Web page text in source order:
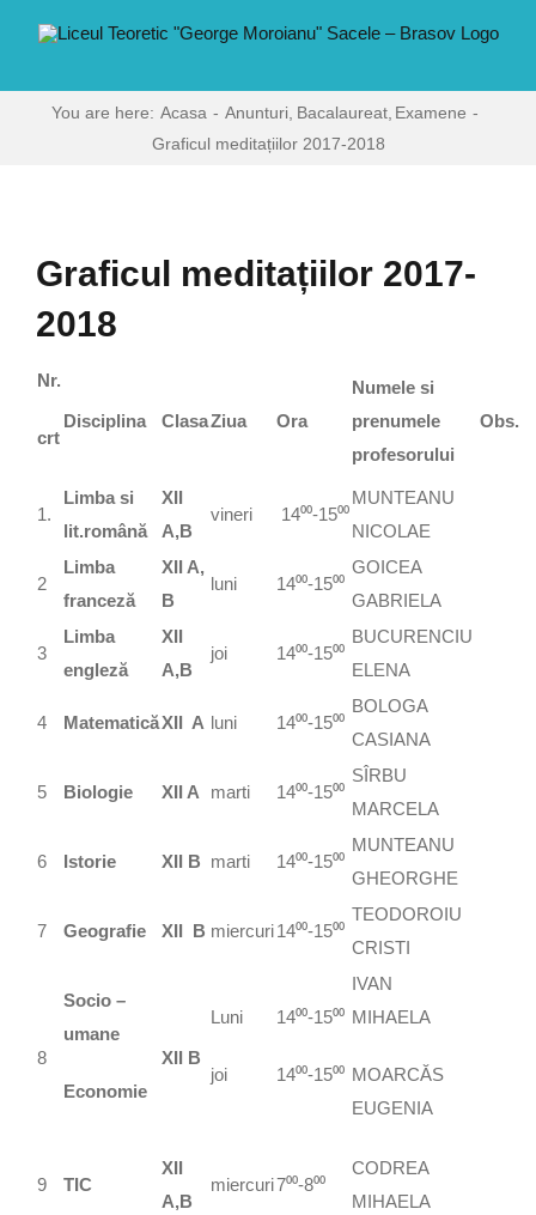
You are here: Acasa Anunturi Bacalaureat Examene
Graficul meditațiilor 2017-2018
Graficul meditațiilor 2017-
2018
Nr.
crt
Disciplina ClasaZiua Ora
Numele si
prenumele
profesorului
Obs.
1.
Limba si
lit.română
XII
A,B
vineri 14⁰⁰-15⁰⁰
MUNTEANU
NICOLAE
2
Limba
franceză
XII A,
B
luni 14⁰⁰-15⁰⁰
GOICEA
GABRIELA
3
Limba
engleză
XII
A,B
joi 14⁰⁰-15⁰⁰
BUCURENCIU
ELENA
4 MatematicăXII A luni 14⁰⁰-15⁰⁰
BOLOGA
CASIANA
5 Biologie XII A marti 14⁰⁰-15⁰⁰
SÎRBU
MARCELA
6 Istorie XII B marti 14⁰⁰-15⁰⁰
MUNTEANU
GHEORGHE
7 Geografie XII B miercuri14⁰⁰-15⁰⁰
TEODOROIU
CRISTI
8
Socio –
umane
Economie
XII B
Luni
joi
14⁰⁰-15⁰⁰
14⁰⁰-15⁰⁰
IVAN
MIHAELA
MOARCĂS
EUGENIA
9 TIC
XII
A,B
miercuri7⁰⁰-8⁰⁰
CODREA
MIHAELA